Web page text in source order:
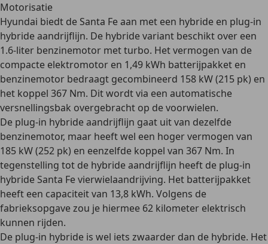
Motorisatie
Hyundai biedt de Santa Fe aan met een hybride en plug-in
hybride aandrijflijn. De hybride variant beschikt over een
1.6-liter benzinemotor met turbo. Het vermogen van de
compacte elektromotor en 1,49 kWh batterijpakket en
benzinemotor bedraagt gecombineerd 158 kW (215 pk) en
het koppel 367 Nm. Dit wordt via een automatische
versnellingsbak overgebracht op devoorwielen.
De plug-in hybride aandrijflijn gaat uit van dezelfde
benzinemotor, maar heeft wel een hoger vermogen van
185 kW (252 pk) en eenzelfde koppel van 367 Nm. In
tegenstelling tot de hybride aandrijflijn heeft de plug-in
hybride Santa Fevierwielaandrijving. Het batterijpakket
heeft een capaciteit van 13,8 kWh. Volgens de
fabrieksopgave zou je hiermee 62 kilometer elektrisch
kunnen rijden.
De plug-in hybride is wel iets zwaarder dan de hybride. Het